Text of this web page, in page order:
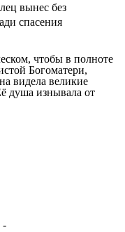
вынес без
спасения
чтобы в полноте
Богоматери,
видела великие
душа изнывала от